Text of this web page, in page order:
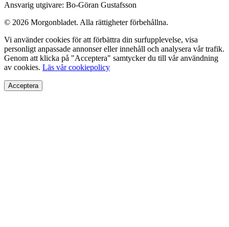
Ansvarig utgivare: Bo-Göran Gustafsson
© 2026 Morgonbladet. Alla rättigheter förbehållna.
Vi använder cookies för att förbättra din surfupplevelse, visa
personligt anpassade annonser eller innehåll och analysera vår trafik.
Genom att klicka på "Acceptera" samtycker du till vår användning
av cookies. Läs vår cookiepolicy
Acceptera